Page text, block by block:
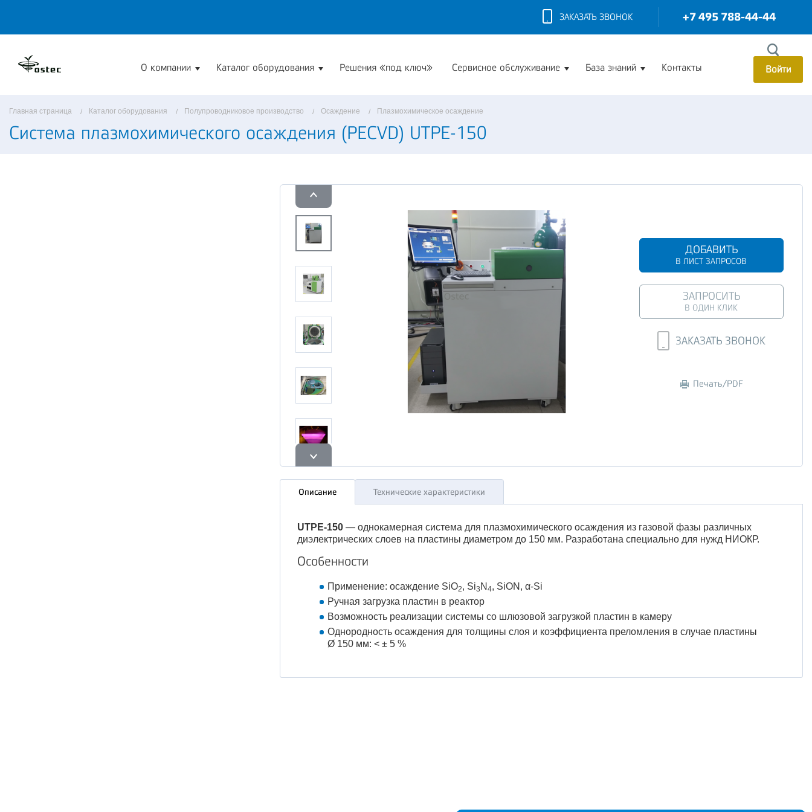
ЗАКАЗАТЬ ЗВОНОК +7 495 788-44-44
О компании Каталог оборудования Решения «под ключ» Сервисное обслуживание База знаний Контакты Войти
Главная страница Каталог оборудования Полупроводниковое производство Осаждение Плазмохимическое осаждение
Система плазмохимического осаждения (PECVD) UTPE-150
ДОБАВИТЬ
В ЛИСТ ЗАПРОСОВ
ЗАПРОСИТЬ
В ОДИН КЛИК
ЗАКАЗАТЬ ЗВОНОК
Печать/PDF
Описание Технические характеристики
UTPE-150 — однокамерная система для плазмохимического осаждения из газовой фазы различных
диэлектрических слоев на пластины диаметром до 150 мм. Разработана специально для нужд НИОКР.
Особенности
Применение: осаждение SiO2, Si3 N 4, SiON, α-Si
Ручная загрузка пластин в реактор
Возможность реализации системы со шлюзовой загрузкой пластин в камеру
Однородность осаждения для толщины слоя и коэффициента преломления в случае пластины
Ø 150 мм: < ± 5 %